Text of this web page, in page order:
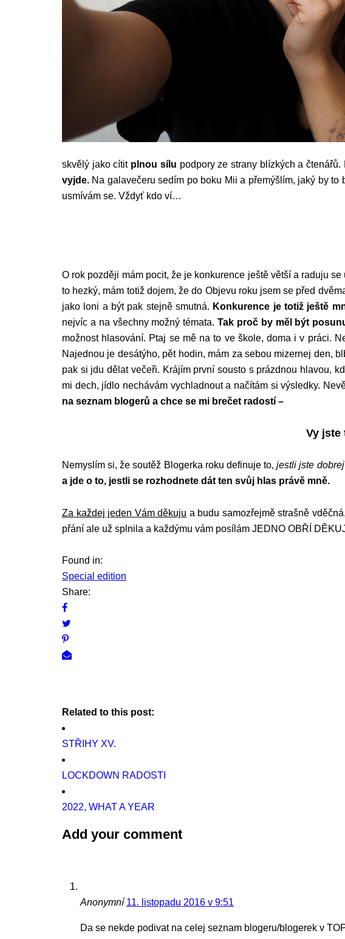
skvělý jako cítit plnou sílu podpory ze strany blízkých a
vyjde. Na galavečeru sedím po boku Mii a přemýšlím, jaký by to
usmívám se. Vždyť kdo ví…
O rok později mám pocit, že je konkurence ještě větší a raduju
to hezký, mám totiž dojem, že do Objevu roku jsem se před
jako loni a být pak stejně smutná. Konkurence je totiž ještě
nejvíc a na všechny možný témata.Tak proč by měl být
možnost hlasování. Ptaj se mě na to ve škole, doma i v práci.
Najednou je desátýho, pět hodin, mám za sebou mizernej den,
pak si jdu dělat večeři. Krájím první sousto s prázdnou hlavou,
mi dech, jídlo nechávám vychladnout a načítám si výsledky.
na seznam blogerů a chce se mi brečet radostí –
Vy jste
Nemyslím si, že soutěž Blogerka roku definuje to,jestli jste
a jde o to, jestli se rozhodnete dát ten svůj hlas právě mně.
Za každej jeden Vám děkuju a budu samozřejmě strašně
přání ale už splnila a každýmu vám posílám JEDNO OBŘÍ
Found in:
Special edition
Share:
Related to this post:
STŘIHY XV.
LOCKDOWN RADOSTI
2022, WHAT A YEAR
Add your comment
Anonymní 11. listopadu 2016 v 9:51
Da se nekde podivat na celej seznam blogeru/blogerek v